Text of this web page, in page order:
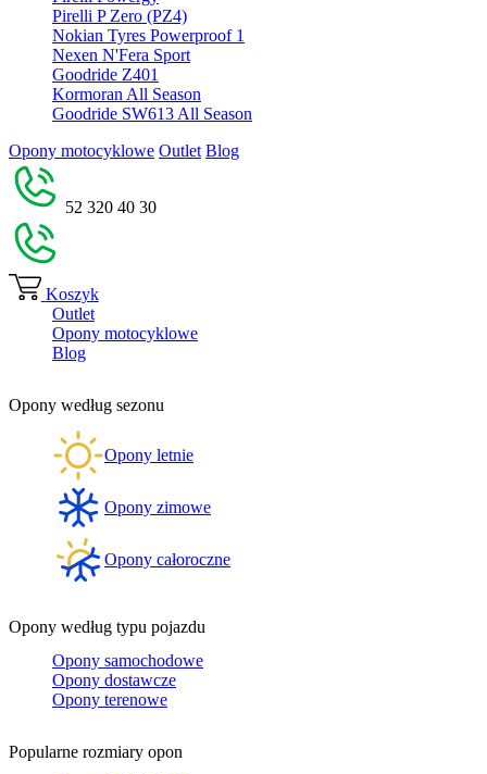
Pirelli P Zero (PZ4)
Nokian Tyres Powerproof 1
Nexen N'Fera Sport
Goodride Z401
Kormoran All Season
Goodride SW613 All Season
Opony motocyklowe Outlet Blog
52 320 40 30
Koszyk
Outlet
Opony motocyklowe
Blog
Opony według sezonu
Opony letnie
Opony zimowe
Opony całoroczne
Opony według typu pojazdu
Opony samochodowe
Opony dostawcze
Opony terenowe
Popularne rozmiary opon